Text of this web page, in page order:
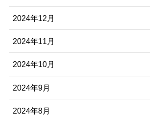
2024年12月
2024年11月
2024年10月
2024年9月
2024年8月